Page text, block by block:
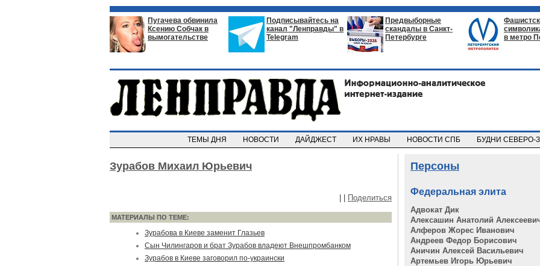
Пугачева обвинила
Ксению Собчак в
вымогательстве
Подписывайтесь на
канал "Ленправды" в
Telegram
Предвыборные
скандалы в Санкт-
Петербурге
в метро
ТЕМЫ ДНЯ НОВОСТИ ДАЙДЖЕСТ ИХ НРАВЫ НОВОСТИ СПБ БУДНИ СЕВЕРО-
Зурабов Михаил Юрьевич
Поделиться
МАТЕРИАЛЫ ПО ТЕМЕ:
Зурабова в Киеве заменит Глазьев
Сын Чилингаров и брат Зурабов владеют Внешпромбанком
Зурабов в Киеве заговорил по-украински
Персоны
Федеральная элита
Адвокат Дик
Алексашин Анатолий
Алферов Жорес Иванович
Андреев Федор Борисович
Аничин Алексей Васильевич
Артемьев Игорь Юрьевич